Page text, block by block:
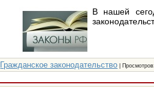
В нашей
Гражданское законодательство |